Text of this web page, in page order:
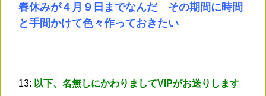
春休みが４月９日までなんだ その期間に時間
と手間かけて色々作っておきたい
13: 以下、名無しにかわりましてVIPがお送りします